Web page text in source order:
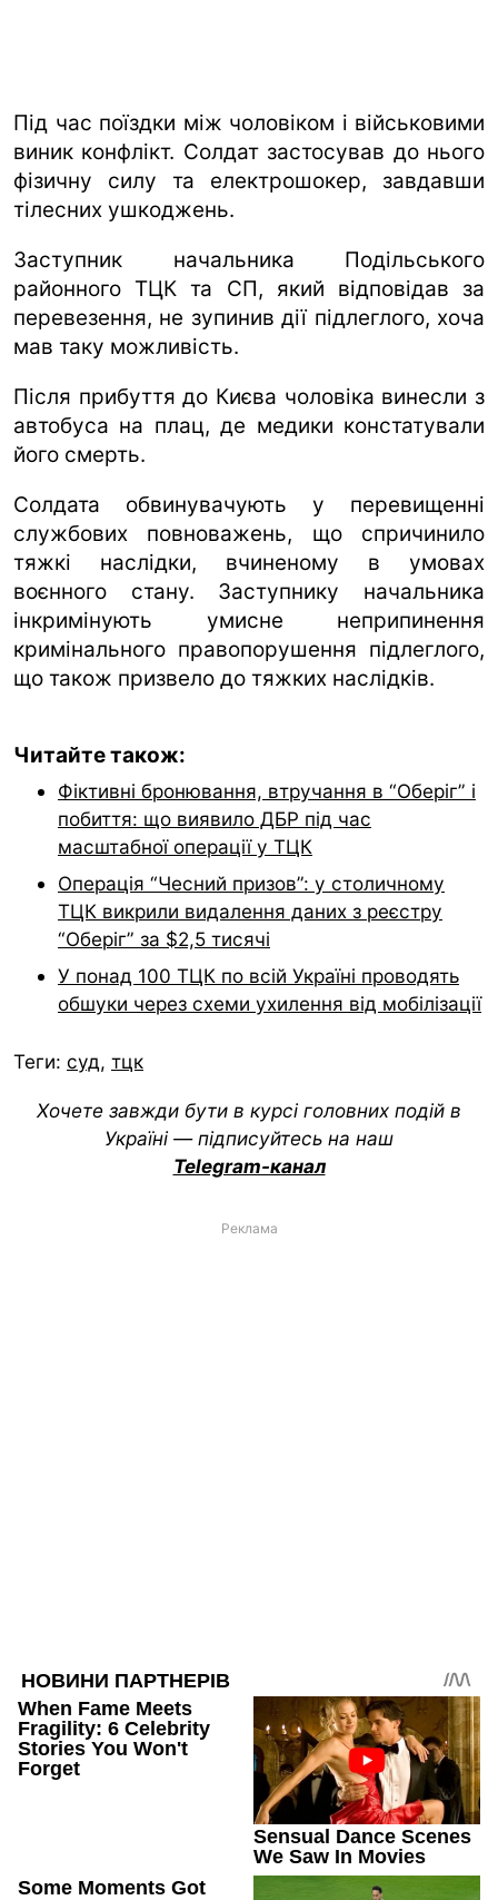
Під час поїздки між чоловіком і військовими
виник конфлікт. Солдат застосував до нього
фізичну силу та електрошокер, завдавши
тілесних ушкоджень.
Заступник начальника Подільського
районного ТЦК та СП, який відповідав за
перевезення, не зупинив дії підлеглого, хоча
мав таку можливість.
Після прибуття до Києва чоловіка винесли з
автобуса на плац, де медики констатували
його смерть.
Солдата обвинувачують у перевищенні
службових повноважень, що спричинило
тяжкі наслідки, вчиненому в умовах
воєнного стану. Заступнику начальника
інкримінують умисне неприпинення
кримінального правопорушення підлеглого,
що також призвело до тяжких наслідків.
Читайте також:
Фіктивні бронювання, втручання в “Оберіг” і
побиття: що виявило ДБР під час
масштабної операції у ТЦК
Операція “Чесний призов”: у столичному
ТЦК викрили видалення даних з реєстру
“Оберіг” за $2,5 тисячі
У понад 100 ТЦК по всій Україні проводять
обшуки через схеми ухилення від мобілізації
Теги: суд, тцк
Хочете завжди бути в курсі головних подій в
Україні — підписуйтесь на наш
Telegram-канал
Реклама